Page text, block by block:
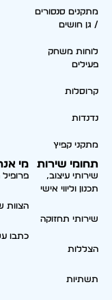
מתקנים סנסורים
/ גן חושים
לוחות משחק
פעילים
קרוסלות
נדנדות
מתקני קפיץ
תחומי שירות
שירותי עיצוב,
תכנון וליווי אישי
שירותי תחזוקה
הצללות
תשתיות
מי
הצוות
כתבו